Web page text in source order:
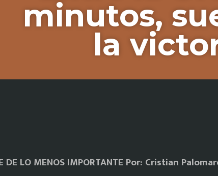
minutos,
la
LO MENOS IMPORTANTE Por: Cristian